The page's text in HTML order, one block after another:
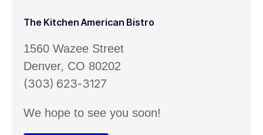
The Kitchen American Bistro
1560 Wazee Street
Denver, CO 80202
(303) 623-3127
We hope to see you soon!